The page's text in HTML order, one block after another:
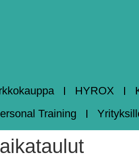
HYROX
Training